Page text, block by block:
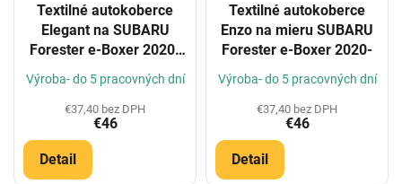
Textilné autokoberce
Elegant na SUBARU
Forester e-Boxer 2020-
Výroba- do 5 pracovných dní
€37,40 bez DPH
€46
Detail
Textilné autokoberce
Enzo na mieru SUBARU
Forester e-Boxer 2020-
Výroba- do 5 pracovných dní
€37,40 bez DPH
€46
Detail